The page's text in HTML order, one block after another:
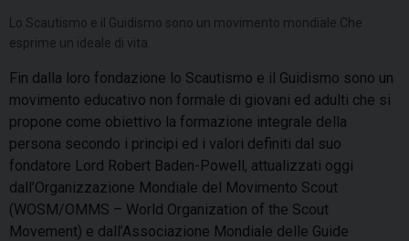
Lo Scautismo e il Guidismo sono un movimento mondiale Che
esprime un ideale di vita.
Fin dalla loro fondazione lo Scautismo e il Guidismo sono un
movimento educativo non formale di giovani ed adulti che si
propone come obiettivo la formazione integrale della
persona secondo i principi ed i valori definiti dal suo
fondatore Lord Robert Baden-Powell, attualizzati oggi
dall’Organizzazione Mondiale del Movimento Scout
(WOSM/OMMS – World Organization of the Scout
Movement) e dall’Associazione Mondiale delle Guide